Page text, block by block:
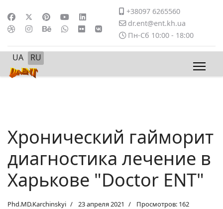
+38097 6265560
dr.ent@ent.kh.ua
Пн-Сб 10:00 - 18:00
Выберите язык
UA RU
Хронический гайморит
диагностика лечение в
Харькове "Doctor ENT"
Phd.MD.Karchinskyi 23 апреля 2021 Просмотров: 162